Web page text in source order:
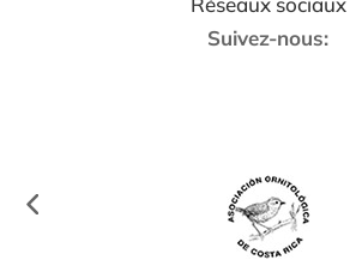
Suivez-nous: